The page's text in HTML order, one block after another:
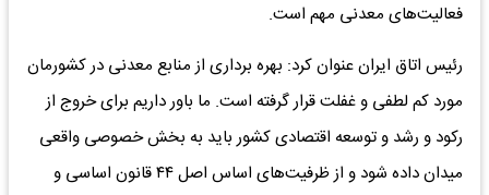
فعالیت‌های معدنی مهم است.
رئیس اتاق ایران عنوان کرد: بهره برداری از منابع معدنی در کشورمان
مورد کم لطفی و غفلت قرار گرفته است. ما باور داریم برای خروج از
رکود و رشد و توسعه اقتصادی کشور باید به بخش خصوصی واقعی
میدان داده شود و از ظرفیت‌های اساس اصل ۴۴ قانون اساسی و